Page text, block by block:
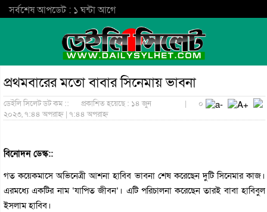
সর্বশেষ আপডেট : ১ ঘন্টা আগে
প্রথমবারের মতো বাবার সিনেমায় ভাবনা
ডেইলি সিলেট ডট কম ::
প্রকাশিত হয়েছে : ১৪ জুন
২০২৩, ৭:৪৪ অপরাহ্ন | ৭:৪৪ অপরাহ্ন
| ০
বিনোদন ডেস্ক::
গত কয়েকমাসে অভিনেত্রী আশনা হাবিব ভাবনা শেষ করেছেন দুটি সিনেমার কাজ।
এরমধ্যে একটির নাম ‘যাপিত জীবন’। এটি পরিচালনা করেছেন তারই বাবা হাবিবুল
ইসলাম হাবিব।